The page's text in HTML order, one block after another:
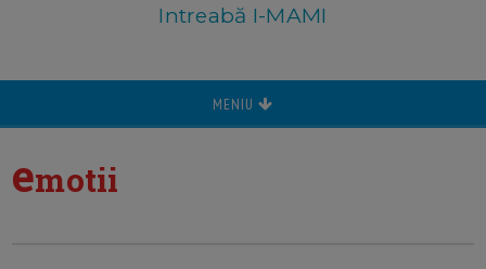
Intreabă I-MAMI
MENIU
emotii